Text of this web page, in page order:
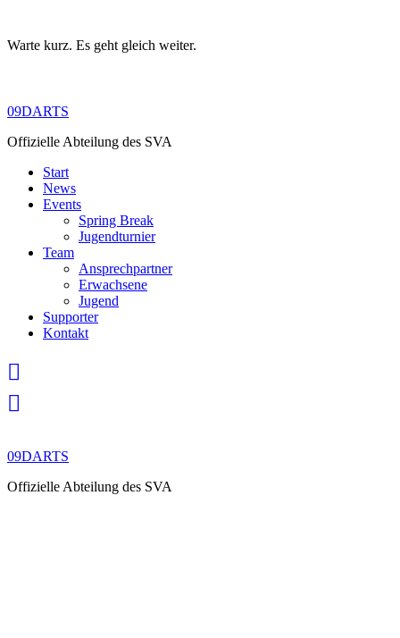
Warte kurz. Es geht gleich weiter.
content
09DARTS
Offizielle Abteilung des SVA
Start
News
Events
Spring Break
Jugendturnier
Team
Ansprechpartner
Erwachsene
Jugend
Supporter
Kontakt
09DARTS
Offizielle Abteilung des SVA